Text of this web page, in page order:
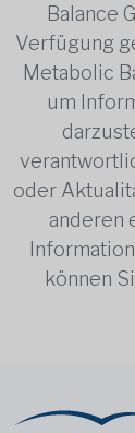
Balance
Verfügung
Metabolic
um
oder
anderen
können